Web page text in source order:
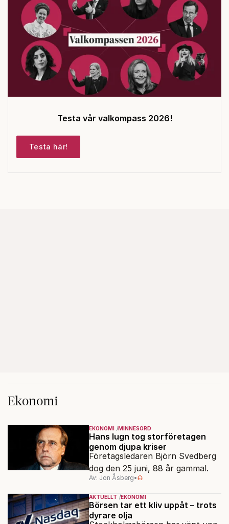
Testa vår valkompass 2026!
Testa här!
Ekonomi
EKONOMI MINNESORD
Hans lugn tog storföretagen
genom djupa kriser
Företagsledaren Björn Svedberg
dog den 25 juni, 88 år gammal.
Av: Jon Åsberg•
AKTUELLT EKONOMI
Börsen tar ett kliv uppåt – trots
dyrare olja